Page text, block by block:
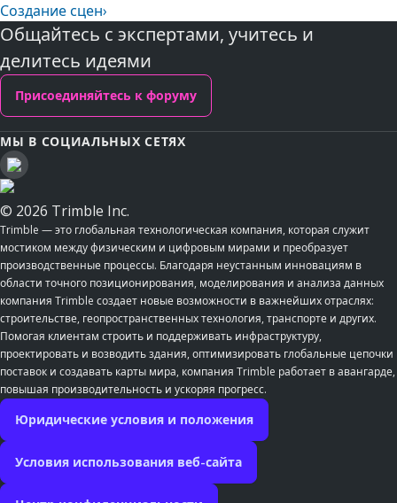
Создание сцен›
Общайтесь с экспертами, учитесь и
делитесь идеями
Присоединяйтесь к форуму
МЫ В СОЦИАЛЬНЫХ СЕТЯХ
© 2026 Trimble Inc.
Trimble — это глобальная технологическая компания, которая служит
мостиком между физическим и цифровым мирами и преобразует
производственные процессы. Благодаря неустанным инновациям в
области точного позиционирования, моделирования и анализа данных
компания Trimble создает новые возможности в важнейших отраслях:
строительстве, геопространственных технология, транспорте и других.
Помогая клиентам строить и поддерживать инфраструктуру,
проектировать и возводить здания, оптимизировать глобальные цепочки
поставок и создавать карты мира, компания Trimble работает в авангарде,
повышая производительность и ускоряя прогресс.
Юридические условия и положения
Условия использования веб-сайта